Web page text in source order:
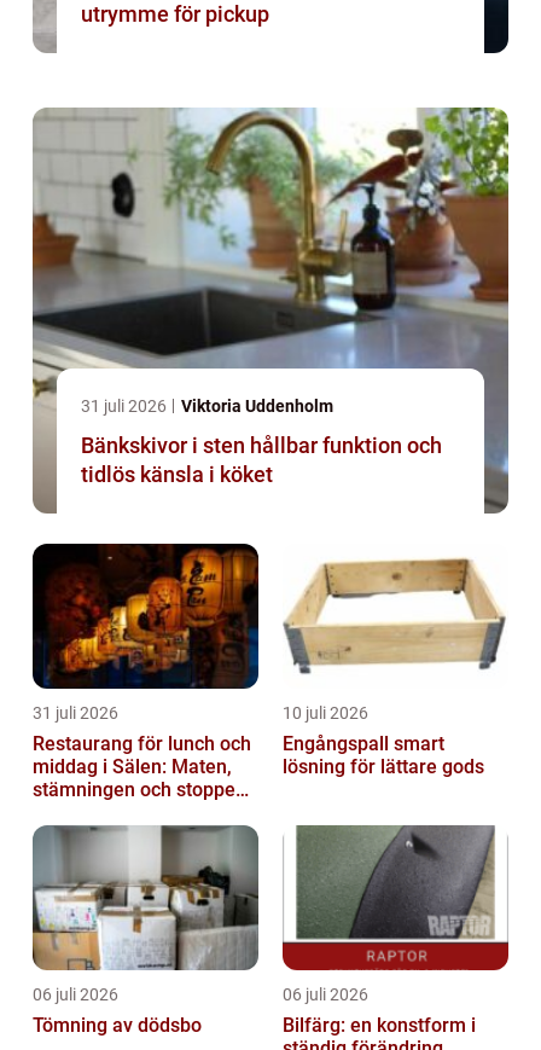
utrymme för pickup
31 juli 2026 Viktoria Uddenholm
Bänkskivor i sten hållbar funktion och
tidlös känsla i köket
31 juli 2026
Restaurang för lunch och
middag i Sälen: Maten,
stämningen och stoppen
10 juli 2026
Engångspall smart
lösning för lättare gods
06 juli 2026
Tömning av dödsbo
06 juli 2026
Bilfärg: en konstform i